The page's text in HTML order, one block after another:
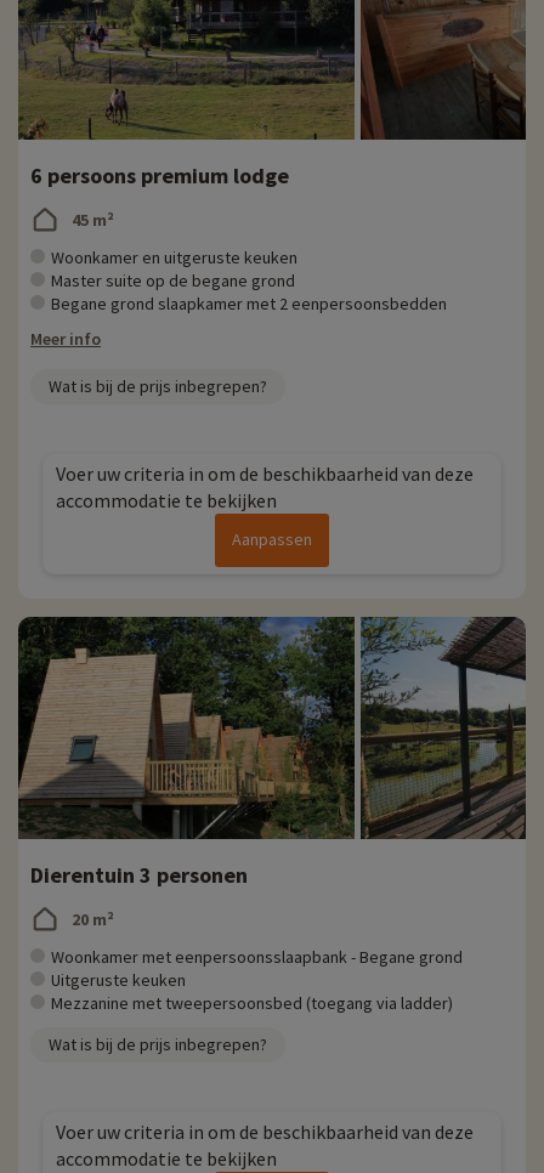
6 persoons premium lodge
45 m²
Woonkamer en uitgeruste keuken
Master suite op de begane grond
Begane grond slaapkamer met 2 eenpersoonsbedden
Meer info
Wat is bij de prijs inbegrepen?
Voer uw criteria in om de beschikbaarheid van deze
accommodatie te bekijken
Aanpassen
Dierentuin 3 personen
20 m²
Woonkamer met eenpersoonsslaapbank - Begane grond
Uitgeruste keuken
Mezzanine met tweepersoonsbed (toegang via ladder)
Wat is bij de prijs inbegrepen?
Voer uw criteria in om de beschikbaarheid van deze
accommodatie te bekijken